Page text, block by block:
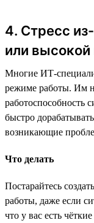
4. Стресс
или высокой
Многие ИТ-
режиме работы. Им
работоспособность
быстро
возникающие
Что делать
Постарайтесь
работы, даже если
что у вас есть